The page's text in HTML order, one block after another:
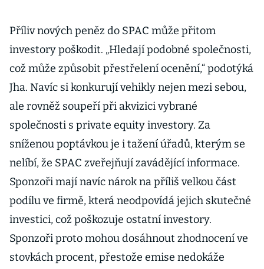
Příliv nových peněz do SPAC může přitom
investory poškodit. „Hledají podobné společnosti,
což může způsobit přestřelení ocenění,“ podotýká
Jha. Navíc si konkurují vehikly nejen mezi sebou,
ale rovněž soupeří při akvizici vybrané
společnosti s private equity investory. Za
sníženou poptávkou je i tažení úřadů, kterým se
nelíbí, že SPAC zveřejňují zavádějící informace.
Sponzoři mají navíc nárok na příliš velkou část
podílu ve firmě, která neodpovídá jejich skutečné
investici, což poškozuje ostatní investory.
Sponzoři proto mohou dosáhnout zhodnocení ve
stovkách procent, přestože emise nedokáže